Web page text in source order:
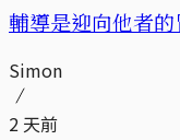
輔導是迎向他者
Simon
2 天前